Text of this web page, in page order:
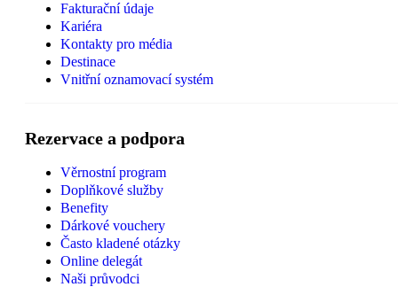
Fakturační údaje
Kariéra
Kontakty pro média
Destinace
Vnitřní oznamovací systém
Rezervace a podpora
Věrnostní program
Doplňkové služby
Benefity
Dárkové vouchery
Často kladené otázky
Online delegát
Naši průvodci